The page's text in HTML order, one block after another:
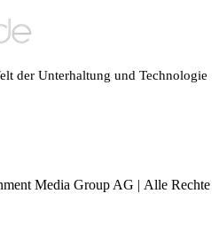
der Unterhaltung und Technologie
Media Group AG | Alle Rechte